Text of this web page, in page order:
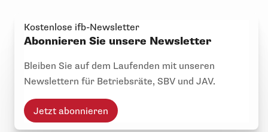
Kostenlose ifb-Newsletter
Abonnieren Sie unsere Newsletter
Bleiben Sie auf dem Laufenden mit unseren
Newslettern für Betriebsräte, SBV und JAV.
Jetzt abonnieren